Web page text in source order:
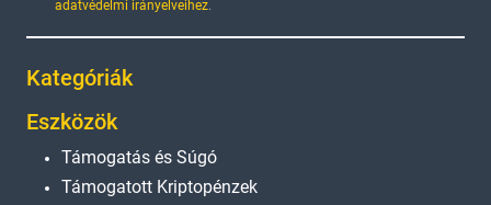
adatvédelmi irányelveihez.
Kategóriák
Eszközök
Támogatás és Súgó
Támogatott Kriptopénzek